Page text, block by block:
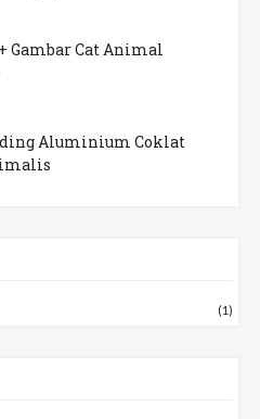
Gambar Cat Animal
Aluminium Coklat
(1)